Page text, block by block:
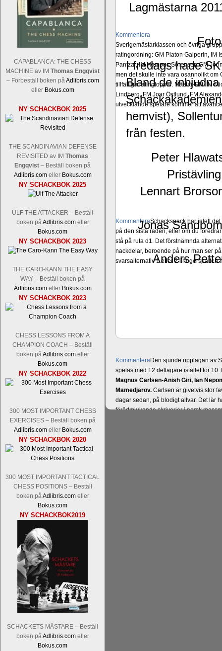
CAPABLANCA: THE CHESS
MACHINE av IM Thomas Engqvist
– Förbeställ boken påAdlibris.com
eller Bokus.com
NY SCHACKBOK 2025
THE SCANDINAVIAN DEFENSE
REVISITED av IM Thomas
Engqvist – Beställ boken på
Adlibris.comeller Bokus.com
NY SCHACKBOK 2025
ULF THE ATTACKER – Beställ
boken påAdlibris.comeller
Bokus.com
NY SCHACKBOK 2023
THE CARO-KANN THE EASY
WAY – Beställ boken på
Adlibris.comeller Bokus.com
NY SCHACKBOK 2023
CHESS LESSONS FROM A
CHAMPION COACH – Beställ
boken påAdlibris.comeller
Bokus.com
NY SCHACKBOK 2022
300 MOST IMPORTANT CHESS
EXERCISES – Beställ boken på
Adlibris.comeller Bokus.com
NY SCHACKBOK 2020
300 MOST IMPORTANT TACTICAL
CHESS POSITIONS – Beställ
boken påAdlibris.comeller
Bokus.com
NY SCHACKBOK2019
SCHACKETS MÄSTARE – Beställ
boken påAdlibris.comeller
Bokus.com
Kommentera
Sverigemästarklassen och övriga
ratingordning: GM Platon Galperin, IM
Pantzar, IM Hampus Sörensen GM
men det skulle inte vara osannolikt om
tillfälliga ratingtoppar. Mästar-Elit: IM
Lindberg, FM Joar Östlund, FM
utvecklande spelare kommer att
KommenteraSchacksnack har inlett
på den sista raden, eller om du
stå på ruta d1. Det förstnämnda
nackdelar, beroende på hur man ser
svarsalternativ 1 eller 2 i högerspalten
KommenteraDen sjunde upplagan av
spelas med 12 deltagare istället för
Magnus Carlsen-Anish Giri, Ian
Mamedjarov. Carlsen är givetvis stor
dagar sedan, på blodigt allvar. Det lär
förödmjukande skriverier i norsk
Lagmästarna
I fredags hade
Bland de
hemvist),
från festen.
Peter
Lennart
Jonas
Anders